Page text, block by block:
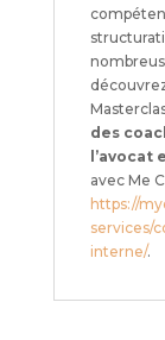
des
avec Me
https://
services/
interne/.